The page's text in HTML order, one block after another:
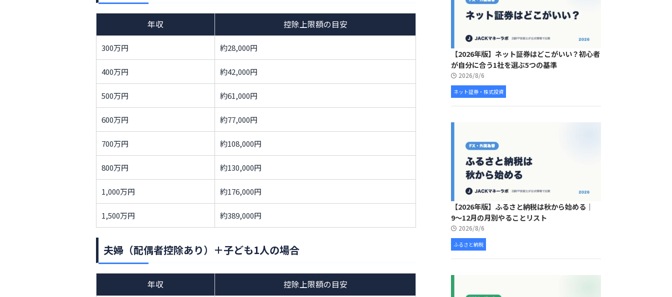
年収 控除上限額の目安
300万円 約28,000円
400万円 約42,000円
500万円 約61,000円
600万円 約77,000円
700万円 約108,000円
800万円 約130,000円
1,000万円 約176,000円
1,500万円 約389,000円
夫婦（配偶者控除あり）＋子ども1人の場合
年収 控除上限額の目安
【2026年版】ネット証券はどこがいい？初心者
が自分に合う1社を選ぶ5つの基準
2026/8/6
ネット証券・株式投資
【2026年版】ふるさと納税は秋から始める｜
9〜12月の月別やることリスト
2026/8/6
ふるさと納税